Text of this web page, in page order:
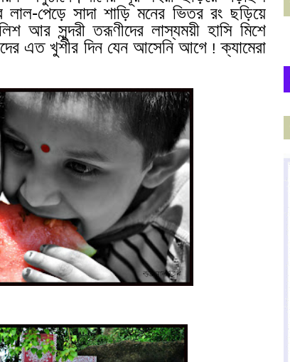
পেড়ে সাদা শাড়ি মনের ভিতর রং ছড়িয়ে
আর সুন্দরী তরূণীদের লাস্যময়ী হাসি মিশে
এত খুশীর দিন যেন আসেনি আগে ! ক্যামেরা